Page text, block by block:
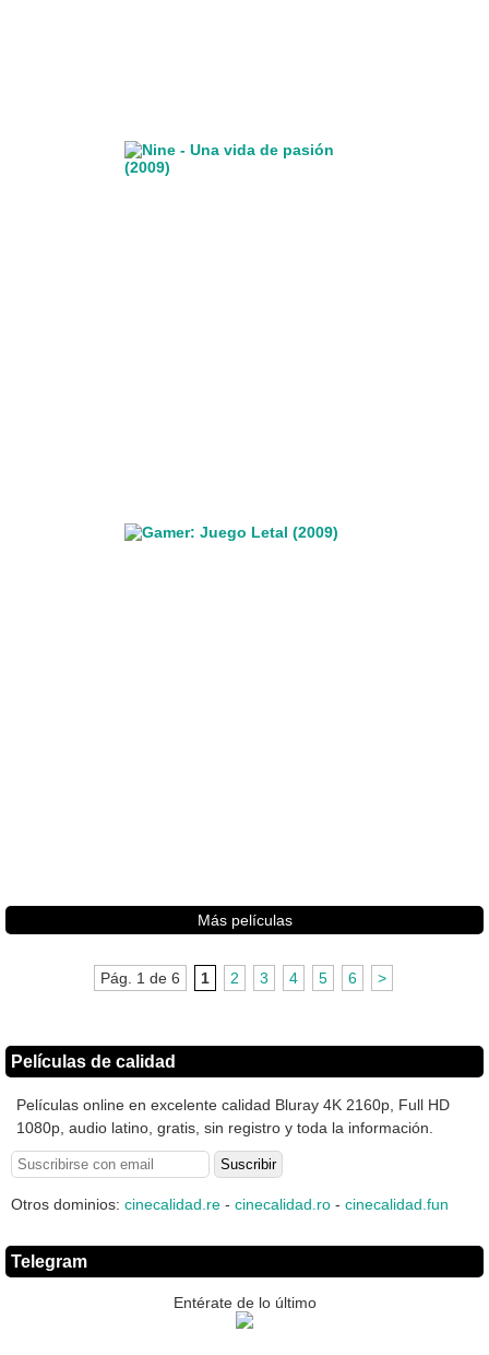
Más películas
Pág. 1 de 6 1 2 3 4 5 6 >
Películas de calidad
Películas online en excelente calidad Bluray 4K 2160p, Full HD
1080p, audio latino, gratis, sin registro y toda la información.
Otros dominios: cinecalidad.re - cinecalidad.ro - cinecalidad.fun
Telegram
Entérate de lo último